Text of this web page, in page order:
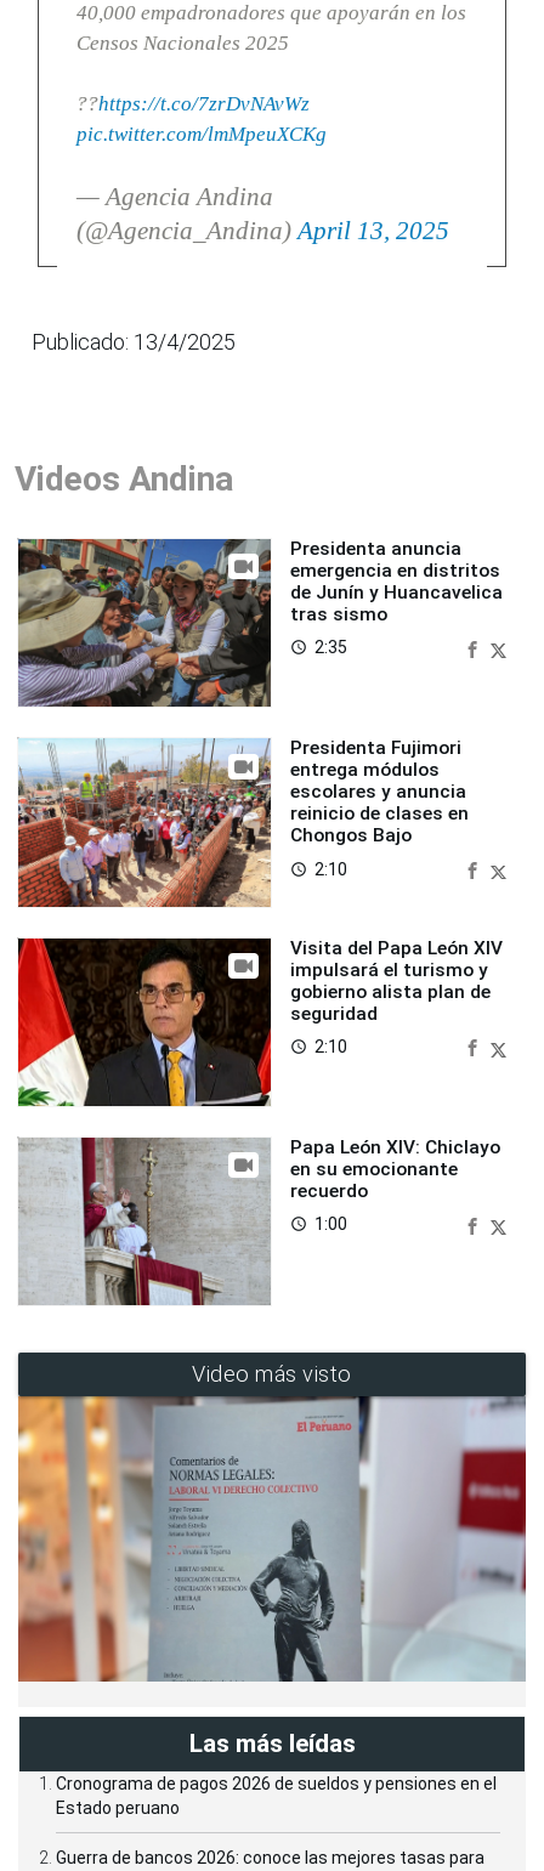
40,000 empadronadores que apoyarán en los
Censos Nacionales 2025
??https://t.co/7zrDvNAvWz
pic.twitter.com/lmMpeuXCKg
— Agencia Andina
(@Agencia_Andina)April 13, 2025
Publicado: 13/4/2025
Videos Andina
Presidenta anuncia
emergencia en distritos
de Junín y Huancavelica
tras sismo
access_time 2:35
Presidenta Fujimori
entrega módulos
escolares y anuncia
reinicio de clases en
Chongos Bajo
access_time 2:10
Visita del Papa León XIV
impulsará el turismo y
gobierno alista plan de
seguridad
access_time 2:10
Papa León XIV: Chiclayo
en su emocionante
recuerdo
access_time 1:00
Video más visto
Las más leídas
Cronograma de pagos 2026 de sueldos y pensiones en el
Estado peruano
Guerra de bancos 2026: conoce las mejores tasas para